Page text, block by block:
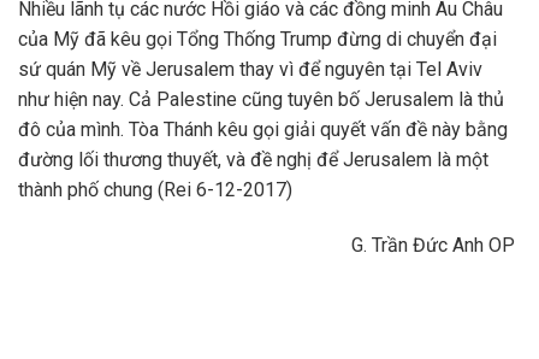
Nhiều lãnh tụ các nước Hồi giáo và các đồng minh Âu Châu
của Mỹ đã kêu gọi Tổng Thống Trump đừng di chuyển đại
sứ quán Mỹ về Jerusalem thay vì để nguyên tại Tel Aviv
như hiện nay. Cả Palestine cũng tuyên bố Jerusalem là thủ
đô của mình. Tòa Thánh kêu gọi giải quyết vấn đề này bằng
đường lối thương thuyết, và đề nghị để Jerusalem là một
thành phố chung (Rei 6-12-2017)
G. Trần Đức Anh OP